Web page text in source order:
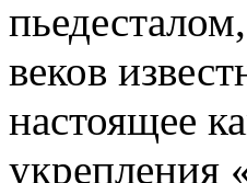
веков
настоящее
укрепления